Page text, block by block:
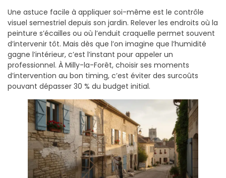
Une astuce facile à appliquer soi-même est le contrôle
visuel semestriel depuis son jardin. Relever les endroits où la
peinture s’écailles ou où l’enduit craquelle permet souvent
d’intervenir tôt. Mais dès que l’on imagine que l’humidité
gagne l’intérieur, c’est l’instant pour appeler un
professionnel. À Milly-la-Forêt, choisir ses moments
d’intervention au bon timing, c’est éviter des surcoûts
pouvant dépasser 30 % du budget initial.